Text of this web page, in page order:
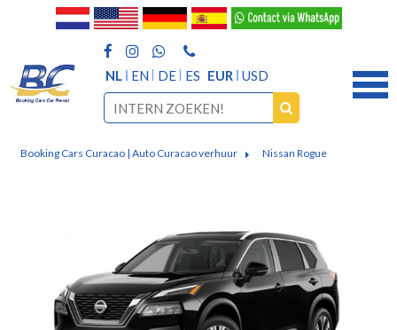
NL EN DE ES EUR USD
Booking Cars Curacao | Auto Curacao verhuur Nissan Rogue